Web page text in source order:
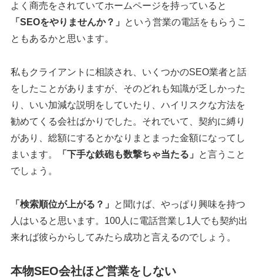
よく商売をされていてホームページを持っていると
「SEOをやりませんか？」
という営業の電話をもらうこ
ともあるかと思います。
私もクライアントに相談され、いくつかのSEO業者と話
をしたことがありますが、そのどれも知識が乏しかった
り、いい加減な説明をしていたり、ハイリスクな方法を
勧めてくる会社ばかりでした。それでいて、契約に縛り
があり、総額にするとかなりまとまった金額になってし
まいます。
「下手な鉄砲も数撃ちゃ当たる」
と言うこと
でしょう。
「検索順位が上がる？」
と聞けば、やっぱり興味を持つ
人はいると思います。100人に電話営業し1人でも契約出
来れば彼らからしてみたら成功と言えるのでしょう。
本物SEO会社ほど営業をしない